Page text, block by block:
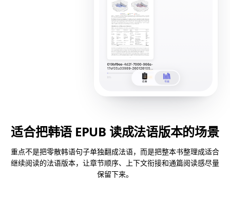
适合把韩语 EPUB 读成法语版本的场景
重点不是把零散韩语句子单独翻成法语，而是把整本书整理成适合
继续阅读的法语版本，让章节顺序、上下文衔接和通篇阅读感尽量
保留下来。